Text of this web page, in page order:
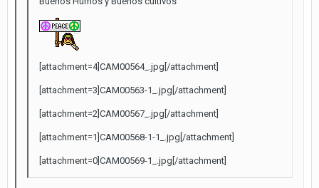
[attachment=4]CAM00564_.jpg[/attachment]
[attachment=3]CAM00563-1_.jpg[/attachment]
[attachment=2]CAM00567_.jpg[/attachment]
[attachment=1]CAM00568-1-1_.jpg[/attachment]
[attachment=0]CAM00569-1_.jpg[/attachment]